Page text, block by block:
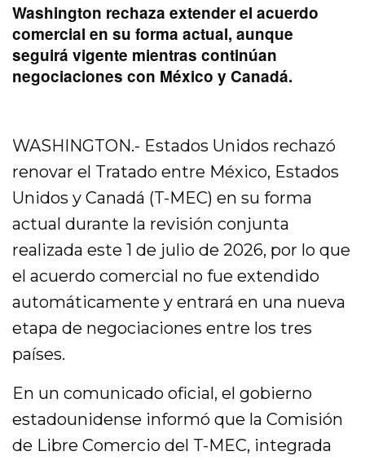
Washington rechaza extender el acuerdo
comercial en su forma actual, aunque
seguirá vigente mientras continúan
negociaciones con México y Canadá.
WASHINGTON.- Estados Unidos rechazó
renovar el Tratado entre México, Estados
Unidos y Canadá (T-MEC) en su forma
actual durante la revisión conjunta
realizada este 1 de julio de 2026, por lo que
el acuerdo comercial no fue extendido
automáticamente y entrará en una nueva
etapa de negociaciones entre los tres
países.
En un comunicado oficial, el gobierno
estadounidense informó que la Comisión
de Libre Comercio del T-MEC, integrada